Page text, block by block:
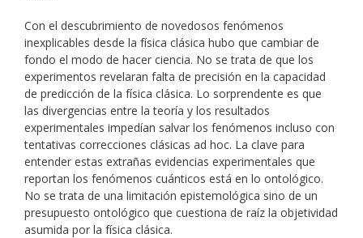
Con el descubrimiento de novedosos fenómenos
inexplicables desde la física clásica hubo que cambiar de
fondo el modo de hacer ciencia. No se trata de que los
experimentos revelaran falta de precisión en la capacidad
de predicción de la física clásica. Lo sorprendente es que
las divergencias entre la teoría y los resultados
experimentales impedían salvar los fenómenos incluso con
tentativas correcciones clásicas ad hoc. La clave para
entender estas extrañas evidencias experimentales que
reportan los fenómenos cuánticos está en lo ontológico.
No se trata de una limitación epistemológica sino de un
presupuesto ontológico que cuestiona de raíz la objetividad
asumida por la física clásica.